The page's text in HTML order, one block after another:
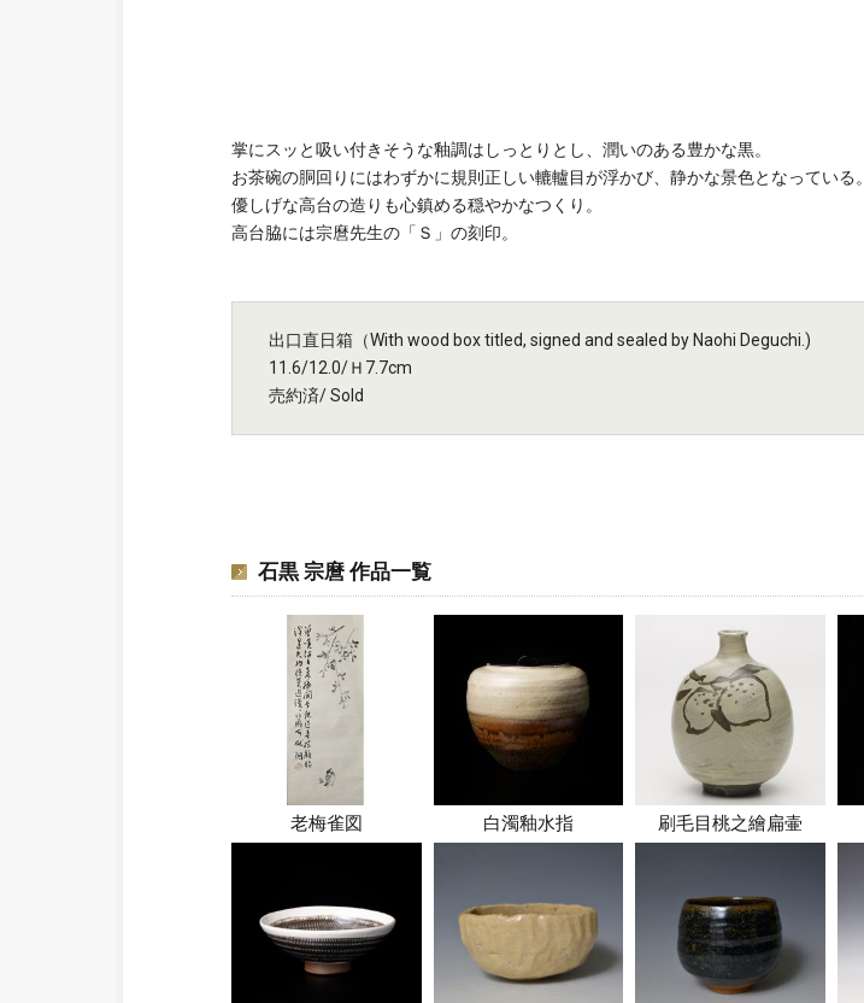
掌にスッと吸い付きそうな釉調はしっとりとし、潤いのある豊かな黒。
お茶碗の胴回りにはわずかに規則正しい轆轤目が浮かび、静かな景色となっている。
優しげな高台の造りも心鎮める穏やかなつくり。
高台脇には宗麿先生の「Ｓ」の刻印。
出口直日箱（With wood box titled, signed and sealed by Naohi Deguchi.)
11.6/12.0/Ｈ7.7cm
売約済/ Sold
石黒 宗麿 作品一覧
老梅雀図 白濁釉水指 刷毛目桃之繪扁壷